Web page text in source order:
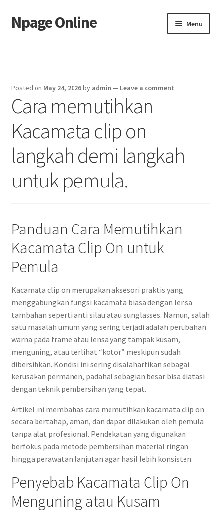
Skip
to
Skip
to
Npage Online Menu
Posted on May 24, 2026by admin — Leave a comment
Cara memutihkan
Kacamata clip on
langkah demi langkah
untuk pemula.
Panduan Cara Memutihkan
Kacamata Clip On untuk
Pemula
Kacamata clip on merupakan aksesori praktis yang
menggabungkan fungsi kacamata biasa dengan lensa
tambahan seperti anti silau atau sunglasses. Namun, salah
satu masalah umum yang sering terjadi adalah perubahan
warna pada frame atau lensa yang tampak kusam,
menguning, atau terlihat “kotor” meskipun sudah
dibersihkan. Kondisi ini sering disalahartikan sebagai
kerusakan permanen, padahal sebagian besar bisa diatasi
dengan teknik pembersihan yang tepat.
Artikel ini membahas cara memutihkan kacamata clip on
secara bertahap, aman, dan dapat dilakukan oleh pemula
tanpa alat profesional. Pendekatan yang digunakan
berfokus pada metode pembersihan material ringan
hingga perawatan lanjutan agar hasil lebih konsisten.
Penyebab Kacamata Clip On
Menguning atau Kusam